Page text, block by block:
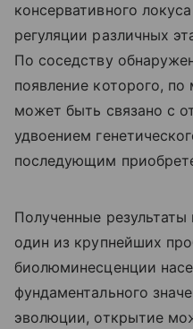
консервативного
регуляции различных
По соседству
появление которого,
может быть связано с
удвоением
последующим
Полученные
один из крупнейших
биолюминесценции
фундаментального
эволюции, открытие